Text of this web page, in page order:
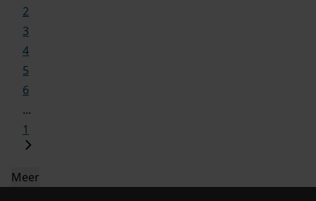
2
3
4
5
6
...
1
Meer